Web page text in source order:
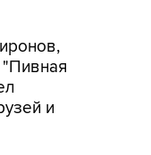
"Пивная
и